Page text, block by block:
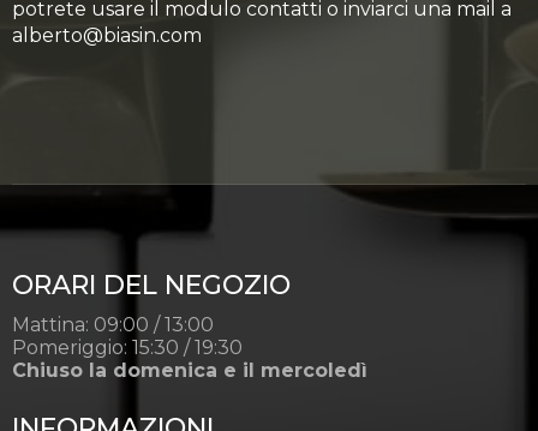
potrete usare il modulo contatti o inviarci una mail a
alberto@biasin.com
ORARI DEL NEGOZIO
Mattina: 09:00 / 13:00
Pomeriggio: 15:30 / 19:30
Chiuso la domenica e il mercoledì